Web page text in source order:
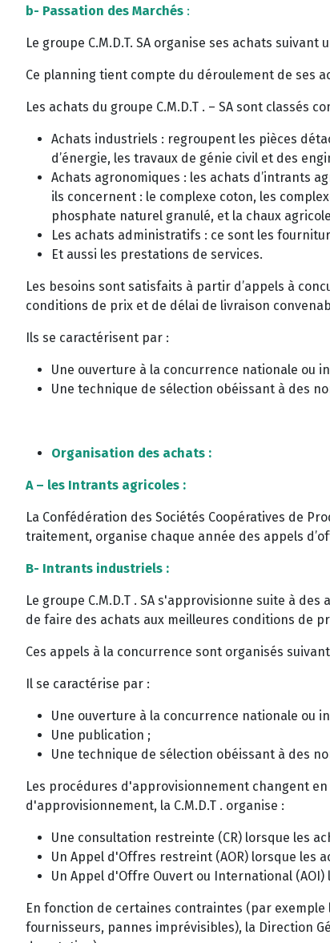
b- Passation des Marchés :
Le groupe C.M.D.T. SA organise ses achats
Ce planning tient compte du déroulement de ses
Les achats du groupe C.M.D.T . – SA sont classés
Achats industriels : regroupent les pièces
d’énergie, les travaux de génie civil et des
Achats agronomiques : les achats d’intrants
ils concernent : le complexe coton, les
phosphate naturel granulé, et la chaux
Les achats administratifs : ce sont les
Et aussi les prestations de services.
Les besoins sont satisfaits à partir d’appels à
conditions de prix et de délai de livraison
Ils se caractérisent par :
Une ouverture à la concurrence nationale ou
Une technique de sélection obéissant à des
Organisation des achats :
A – les Intrants agricoles :
La Confédération des Sociétés Coopératives de
traitement, organise chaque année des appels
B- Intrants industriels :
Le groupe C.M.D.T . SA s'approvisionne suite à
de faire des achats aux meilleures conditions de
Ces appels à la concurrence sont organisés
Il se caractérise par :
Une ouverture à la concurrence nationale ou
Une publication ;
Une technique de sélection obéissant à des
Les procédures d'approvisionnement changent
d'approvisionnement, la C.M.D.T . organise :
Une consultation restreinte (CR) lorsque les
Un Appel d'Offres restreint (AOR) lorsque les
Un Appel d'Offre Ouvert ou International (AOI)
En fonction de certaines contraintes (par
fournisseurs, pannes imprévisibles), la Direction